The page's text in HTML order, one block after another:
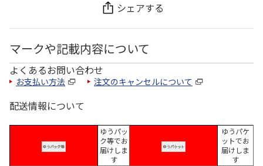
シェアする
マークや記載内容について
よくあるお問い合わせ
お支払い方法 注文のキャンセルについて
配送情報について
ゆうパッ
ク等でお
届けしま
す
ゆうパケ
ットでお
届けしま
す